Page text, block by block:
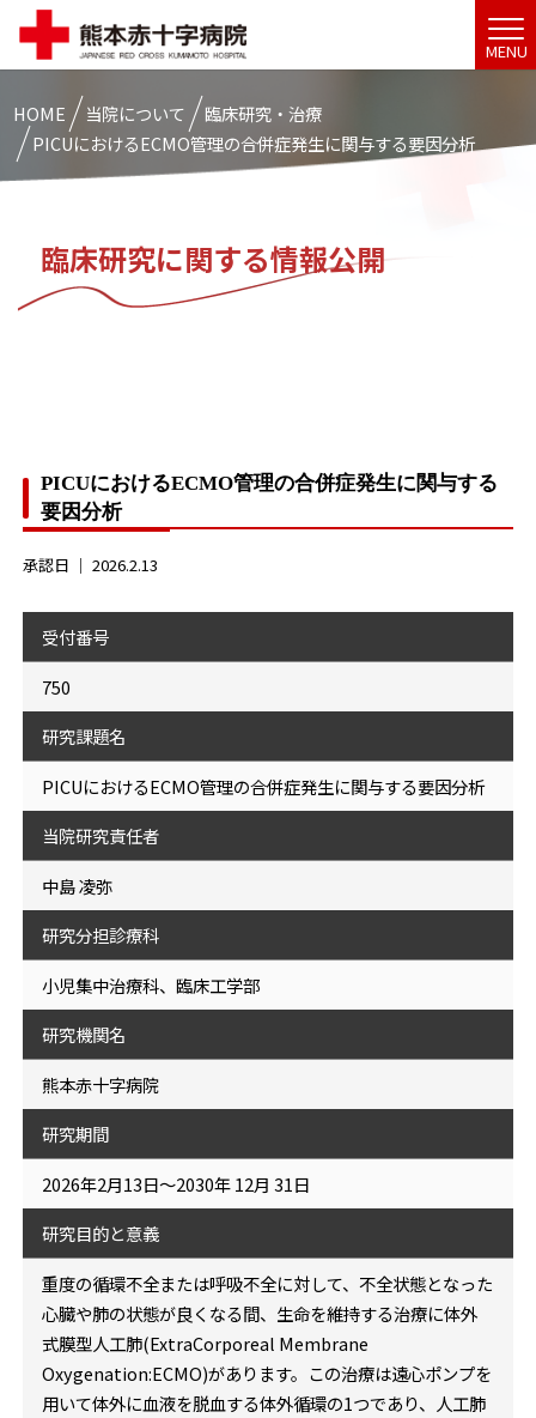
MENU
HOME 当院について
臨床研究・治療
PICUにおけるECMO管理の合併症発生に関与する要因分析
臨床研究に関する情報公開
PICUにおけるECMO管理の合併症発生に関与する
要因分析
承認日 ｜2026.2.13
受付番号
750
研究課題名
PICUにおけるECMO管理の合併症発生に関与する要因分析
当院研究責任者
中島 凌弥
研究分担診療科
小児集中治療科、臨床工学部
研究機関名
熊本赤十字病院
研究期間
2026年2月13日～2030年 12月 31日
研究目的と意義
重度の循環不全または呼吸不全に対して、不全状態となった
心臓や肺の状態が良くなる間、生命を維持する治療に体外
式膜型人工肺(ExtraCorporeal Membrane
Oxygenation:ECMO)があります。この治療は遠心ポンプを
用いて体外に血液を脱血する体外循環の1つであり、人工肺